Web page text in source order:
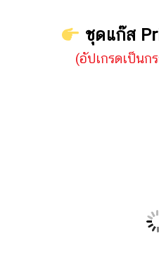
ชุดแก๊ส
(อัปเกรดเป็นก